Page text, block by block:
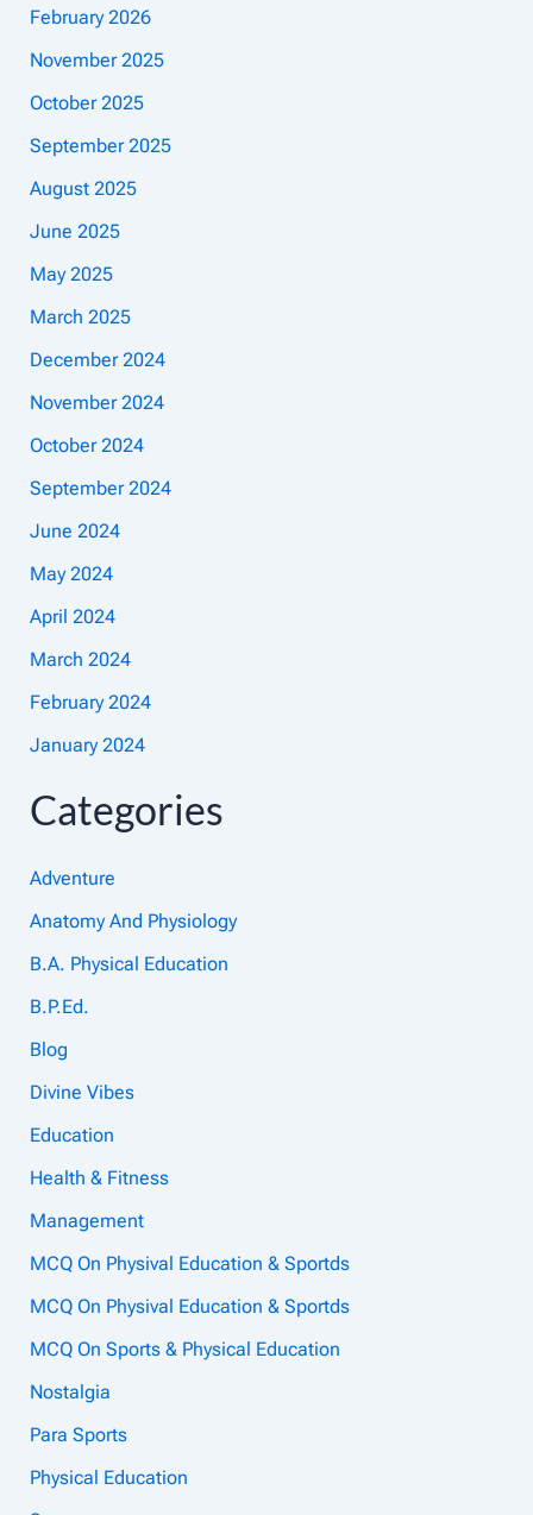
February 2026
November 2025
October 2025
September 2025
August 2025
June 2025
May 2025
March 2025
December 2024
November 2024
October 2024
September 2024
June 2024
May 2024
April 2024
March 2024
February 2024
January 2024
Categories
Adventure
Anatomy And Physiology
B.A. Physical Education
B.P.Ed.
Blog
Divine Vibes
Education
Health & Fitness
Management
MCQ On Physival Education & Sportds
MCQ On Physival Education & Sportds
MCQ On Sports & Physical Education
Nostalgia
Para Sports
Physical Education